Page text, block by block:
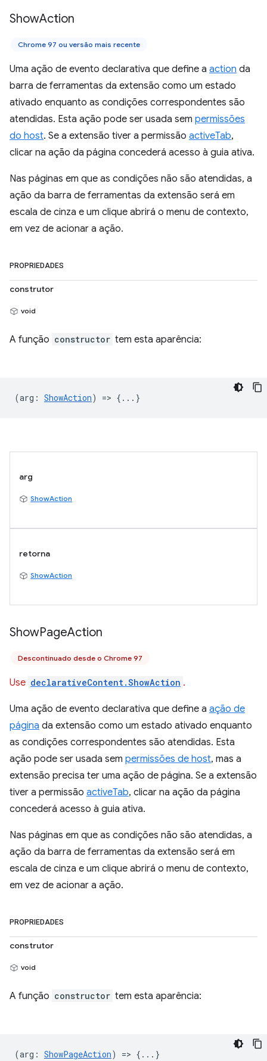
ShowAction
Chrome 97 ou versão mais recente
Uma ação de evento declarativa que define a action da
barra de ferramentas da extensão como um estado
ativado enquanto as condições correspondentes são
atendidas. Esta ação pode ser usada sem permissões
do host. Se a extensão tiver a permissão activeTab,
clicar na ação da página concederá acesso à guia ativa.
Nas páginas em que as condições não são atendidas, a
ação da barra de ferramentas da extensão será em
escala de cinza e um clique abrirá o menu de contexto,
em vez de acionar a ação.
PROPRIEDADES
construtor
void
A função constructor tem esta aparência:
(arg : ShowAction) => {...}
arg
ShowAction
retorna
ShowAction
ShowPageAction
Descontinuado desde o Chrome 97
Use declarativeContent.ShowAction .
Uma ação de evento declarativa que define a ação de
página da extensão como um estado ativado enquanto
as condições correspondentes são atendidas. Esta
ação pode ser usada sem permissões de host, mas a
extensão precisa ter uma ação de página. Se a extensão
tiver a permissão activeTab, clicar na ação da página
concederá acesso à guia ativa.
Nas páginas em que as condições não são atendidas, a
ação da barra de ferramentas da extensão será em
escala de cinza e um clique abrirá o menu de contexto,
em vez de acionar a ação.
PROPRIEDADES
construtor
void
A função constructor tem esta aparência:
(arg : ShowPageAction) => {...}